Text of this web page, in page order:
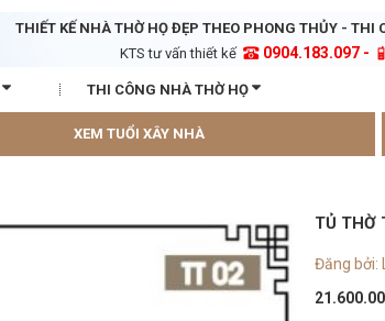
THIẾT KẾ NHÀ THỜ HỌ ĐẸP THEO PHONG THỦY - THI
KTS tư vấn thiết kế
0904.183.097 -
THI CÔNG NHÀ THỜ HỌ
XEM TUỔI XÂY NHÀ
TỦ THỜ
Đăng bởi: